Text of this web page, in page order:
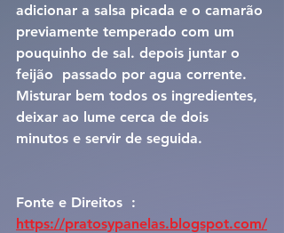
adicionar a salsa picada e o camarão
previamente temperado com um
pouquinho de sal. depois juntar o
feijão  passado por agua corrente.
Misturar bem todos os ingredientes,
deixar ao lume cerca de dois
minutos e servir de seguida.
Fonte e Direitos  :
https://pratosypanelas.blogspot.com/